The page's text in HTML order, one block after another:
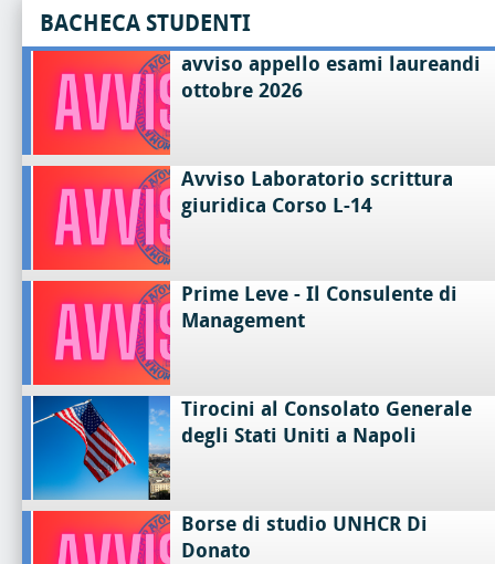
BACHECA STUDENTI
avviso appello esami laureandi
ottobre 2026
Avviso Laboratorio scrittura
giuridica Corso L-14
Prime Leve - Il Consulente di
Management
Tirocini al Consolato Generale
degli Stati Uniti a Napoli
Borse di studio UNHCR Di
Donato